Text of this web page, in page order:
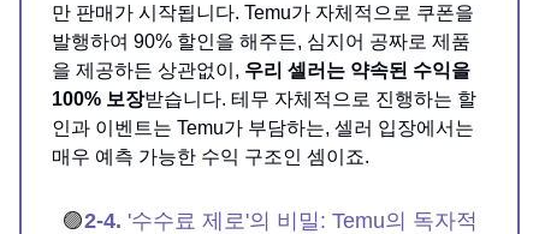
만 판매가 시작됩니다. Temu가 자체적으로 쿠폰을
발행하여 90% 할인을 해주든, 심지어 공짜로 제품
을 제공하든 상관없이, 우리 셀러는 약속된 수익을
100% 보장받습니다. 테무 자체적으로 진행하는 할
인과 이벤트는 Temu가 부담하는, 셀러 입장에서는
매우 예측 가능한 수익 구조인 셈이죠.
🟣2-4. '수수료 제로'의 비밀: Temu의 독자적